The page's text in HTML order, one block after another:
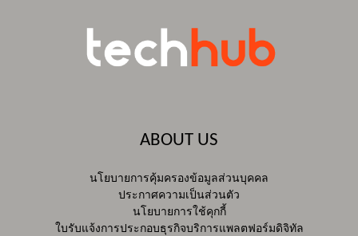
ABOUT US
นโยบายการคุ้มครองข้อมูลส่วนบุคคล
ประกาศความเป็นส่วนตัว
นโยบายการใช้คุกกี้
ใบรับแจ้งการประกอบธุรกิจบริการแพลตฟอร์มดิจิทัล